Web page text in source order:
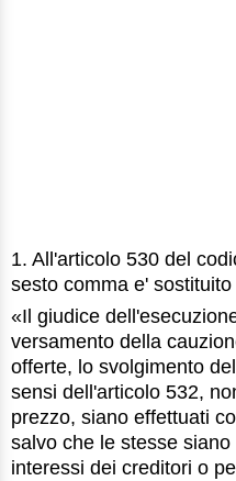
1. All'articolo 530 del
sesto comma e'
«Il giudice
versamento della
offerte, lo svolgimento
sensi dell'articolo 532,
prezzo, siano effettuati
salvo che le stesse
interessi dei creditori o